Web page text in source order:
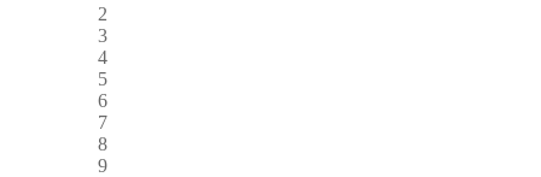
2
3
4
5
6
7
8
9